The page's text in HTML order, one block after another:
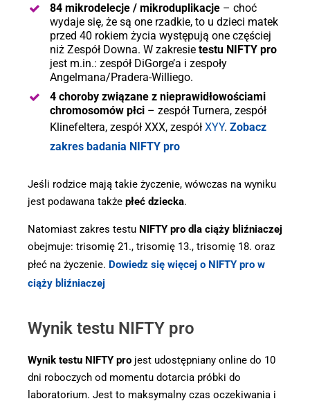
84 mikrodelecje / mikroduplikacje – choć
wydaje się, że są one rzadkie, to u dzieci matek
przed 40 rokiem życia występują one częściej
niż Zespół Downa. W zakresie testu NIFTY pro
jest m.in.: zespół DiGorge’a i zespoły
Angelmana/Pradera-Williego.
4 choroby związane z nieprawidłowościami
chromosomów płci – zespół Turnera, zespół
Klinefeltera, zespół XXX, zespół XYY. Zobacz
zakres badania NIFTY pro
Jeśli rodzice mają takie życzenie, wówczas na wyniku
jest podawana także płeć dziecka.
Natomiast zakres testu NIFTY pro dla ciąży bliźniaczej
obejmuje: trisomię 21., trisomię 13., trisomię 18. oraz
płeć na życzenie. Dowiedz się więcej o NIFTY pro w
ciąży bliźniaczej
Wynik testu NIFTY pro
Wynik testu NIFTY pro jest udostępniany online do 10
dni roboczych od momentu dotarcia próbki do
laboratorium. Jest to maksymalny czas oczekiwania i